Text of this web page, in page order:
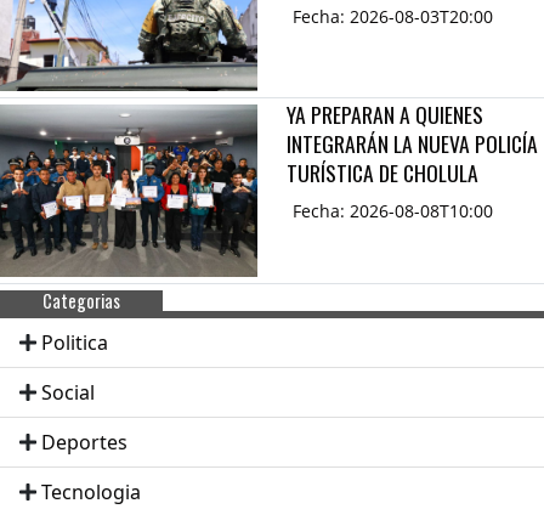
Fecha: 2026-08-03T20:00
YA PREPARAN A QUIENES
INTEGRARÁN LA NUEVA POLICÍA
TURÍSTICA DE CHOLULA
Fecha: 2026-08-08T10:00
Categorias
Politica
Social
Deportes
Tecnologia